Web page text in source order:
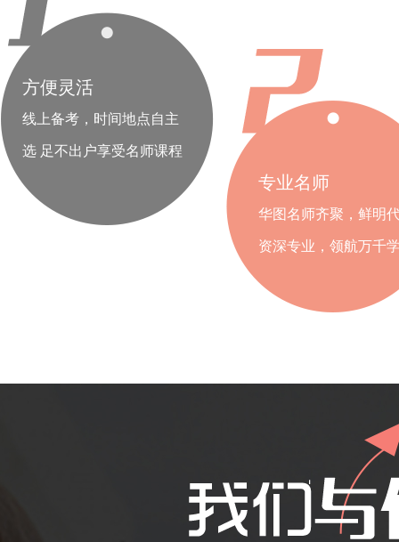
方便灵活
线上备考，时间地点自主
选 足不出户享受名师课程
专业名师
华图名师齐聚，鲜明
资深专业，领航万千